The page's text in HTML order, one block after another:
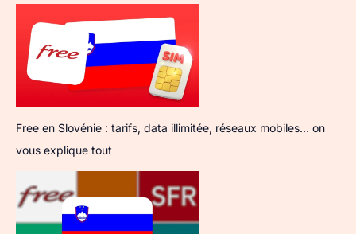
Free en Slovénie : tarifs, data illimitée, réseaux mobiles… on
vous explique tout